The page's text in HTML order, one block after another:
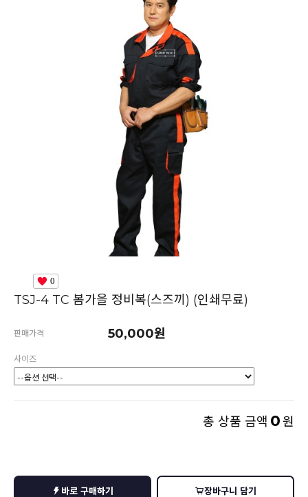
0
TSJ-4 TC 봄가을 정비복(스즈끼) (인쇄무료)
판매가격 50,000원
사이즈
총 상품 금액 0원
바로 구매하기 장바구니 담기